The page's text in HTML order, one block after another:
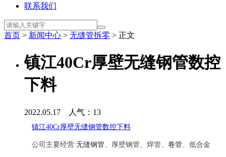
联系我们
首页 > 新闻中心 > 无缝管拆零 > 正文
镇江40Cr厚壁无缝钢管数控
下料
2022.05.17 人气： 13
镇江40Cr厚壁无缝钢管数控下料
公司主要经营:无缝钢管 、厚壁钢管、焊管、 卷管 、低合金